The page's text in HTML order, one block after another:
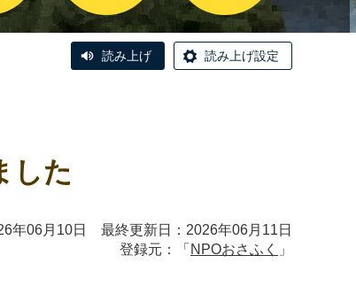
読み上げ 読み上げ設定
した
年06月10日 最終更新日：2026年06月11日
登録元：「 NPOおさふく 」